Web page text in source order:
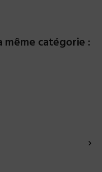
même catégorie :
